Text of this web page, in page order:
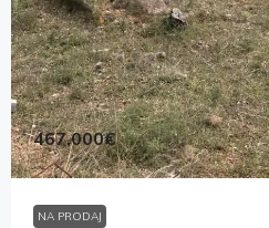
467,000€
NA PRODAJ